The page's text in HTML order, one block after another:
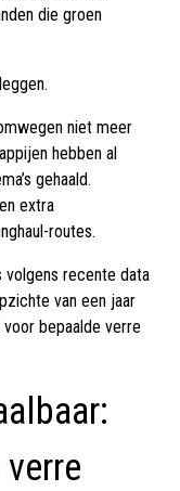
die groen
niet meer
hebben al
gehaald.
extra
routes.
volgens recente data
van een jaar
bepaalde verre